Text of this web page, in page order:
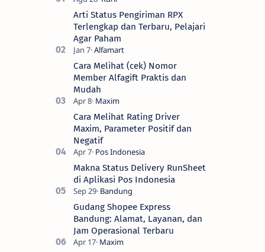
Arti Status Pengiriman RPX
Terlengkap dan Terbaru, Pelajari
Agar Paham
Cara Melihat (cek) Nomor
Member Alfagift Praktis dan
Mudah
Cara Melihat Rating Driver
Maxim, Parameter Positif dan
Negatif
Makna Status Delivery RunSheet
di Aplikasi Pos Indonesia
Gudang Shopee Express
Bandung: Alamat, Layanan, dan
Jam Operasional Terbaru